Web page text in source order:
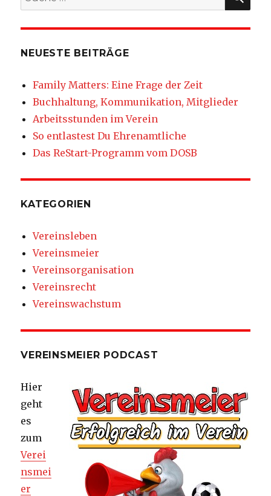
nach:
NEUESTE BEITRÄGE
Family Matters: Eine Frage der Zeit
Buchhaltung, Kommunikation, Mitglieder
Arbeitsstunden im Verein
So entlastest Du Ehrenamtliche
Das ReStart-Programm vom DOSB
KATEGORIEN
Vereinsleben
Vereinsmeier
Vereinsorganisation
Vereinsrecht
Vereinswachstum
VEREINSMEIER PODCAST
Hier
geht
es
zum
Verei
nsmei
er